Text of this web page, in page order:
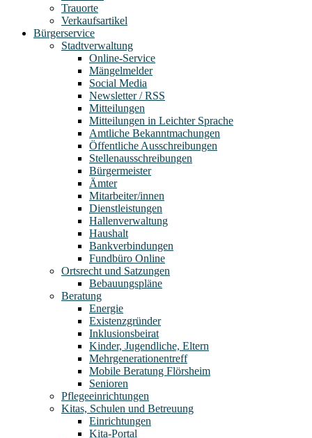
Trauorte
Verkaufsartikel
Bürgerservice
Stadtverwaltung
Online-Service
Mängelmelder
Social Media
Newsletter / RSS
Mitteilungen
Mitteilungen in Leichter Sprache
Amtliche Bekanntmachungen
Öffentliche Ausschreibungen
Stellenausschreibungen
Bürgermeister
Ämter
Mitarbeiter/innen
Dienstleistungen
Hallenverwaltung
Haushalt
Bankverbindungen
Fundbüro Online
Ortsrecht und Satzungen
Bebauungspläne
Beratung
Energie
Existenzgründer
Inklusionsbeirat
Kinder, Jugendliche, Eltern
Mehrgenerationentreff
Mobile Beratung Flörsheim
Senioren
Pflegeeinrichtungen
Kitas, Schulen und Betreuung
Einrichtungen
Kita-Portal